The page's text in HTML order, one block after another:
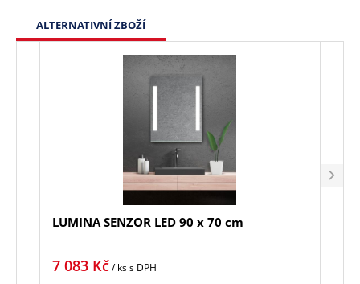
ALTERNATIVNÍ ZBOŽÍ
LUMINA SENZOR LED 90 x 70 cm
7 083 Kč/ kss DPH